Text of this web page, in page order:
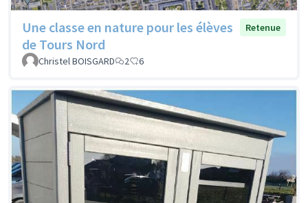
Une classe en nature pour les élèves
de Tours Nord
Retenue
Christel BOISGARD 2 6